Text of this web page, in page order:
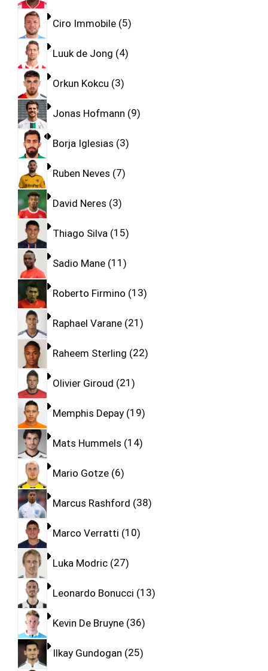
Ciro Immobile 5
Luuk de Jong 4
Orkun Kokcu 3
Jonas Hofmann 9
Borja Iglesias 3
Ruben Neves 7
David Neres 3
Thiago Silva 15
Sadio Mane 11
Roberto Firmino 13
Raphael Varane 21
Raheem Sterling 22
Olivier Giroud 21
Memphis Depay 19
Mats Hummels 14
Mario Gotze 6
Marcus Rashford 38
Marco Verratti 10
Luka Modric 27
Leonardo Bonucci 13
Kevin De Bruyne 36
Ilkay Gundogan 25